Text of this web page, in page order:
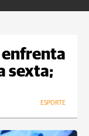
sexta;
ESPORTE